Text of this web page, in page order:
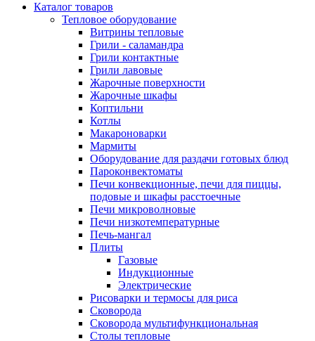
Каталог товаров
Тепловое оборудование
Витрины тепловые
Грили - саламандра
Грили контактные
Грили лавовые
Жарочные поверхности
Жарочные шкафы
Коптильни
Котлы
Макароноварки
Мармиты
Оборудование для раздачи готовых блюд
Пароконвектоматы
Печи конвекционные, печи для пиццы,
подовые и шкафы расстоечные
Печи микроволновые
Печи низкотемпературные
Печь-мангал
Плиты
Газовые
Индукционные
Электрические
Рисоварки и термосы для риса
Сковорода
Сковорода мультифункциональная
Столы тепловые